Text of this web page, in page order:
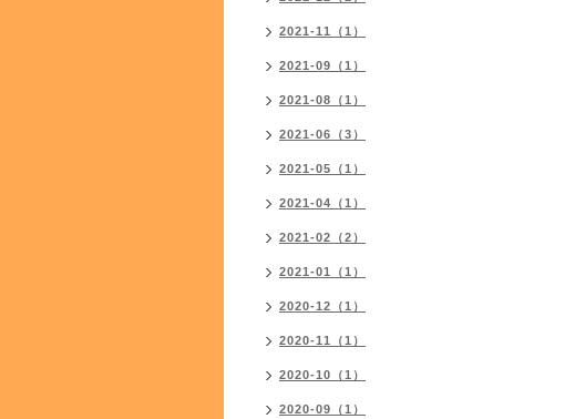
2021-11（1）
2021-09（1）
2021-08（1）
2021-06（3）
2021-05（1）
2021-04（1）
2021-02（2）
2021-01（1）
2020-12（1）
2020-11（1）
2020-10（1）
2020-09（1）